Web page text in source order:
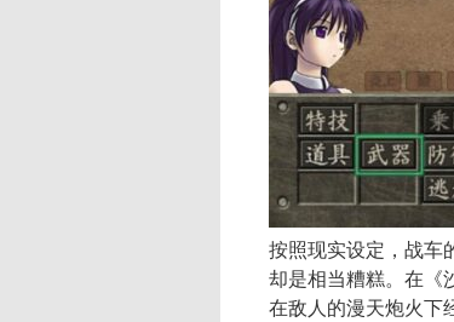
按照现实设定，战车
却是相当糟糕。在《
在敌人的漫天炮火下